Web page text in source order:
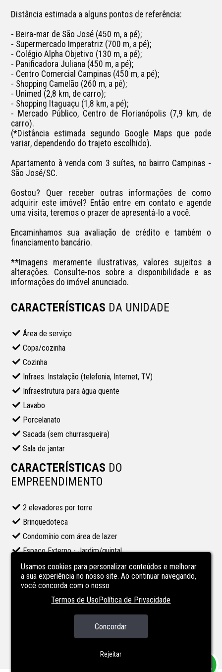
Distância estimada a alguns pontos de referência:
- Beira-mar de São José (450 m, a pé);
- Supermercado Imperatriz (700 m, a pé);
- Colégio Alpha Objetivo (130 m, a pé);
- Panificadora Juliana (450 m, a pé);
- Centro Comercial Campinas (450 m, a pé);
- Shopping Camelão (260 m, a pé);
- Unimed (2,8 km, de carro);
- Shopping Itaguaçu (1,8 km, a pé);
- Mercado Público, Centro de Florianópolis (7,9 km, de
carro).
(*Distância estimada segundo Google Maps que pode
variar, dependendo do trajeto escolhido).
Apartamento à venda com 3 suítes, no bairro Campinas -
São José/SC.
Gostou? Quer receber outras informações de como
adquirir este imóvel? Então entre em contato e agende
uma visita, teremos o prazer de apresentá-lo a você.
Encaminhamos sua avaliação de crédito e também o
financiamento bancário.
**Imagens meramente ilustrativas, valores sujeitos a
alterações. Consulte-nos sobre a disponibilidade e as
informações do imóvel anunciado.
CARACTERÍSTICAS DA UNIDADE
Área de serviço
Copa/cozinha
Cozinha
Infraes. Instalação (telefonia, Internet, TV)
Infraestrutura para água quente
Lavabo
Porcelanato
Sacada (sem churrasqueira)
Sala de jantar
CARACTERÍSTICAS DO
EMPREENDIMENTO
2 elevadores por torre
Brinquedoteca
Condomínio com área de lazer
Espaço Externo - Jardim/quintal
Espaço Gourmet
Gás central
Usamos cookies para personalizar conteúdos e melhorar
a sua experiência no nosso site. Ao continuar navegando,
você concorda com o nosso
Termos de UsoPolítica de Privacidade
Concordar
Rejeitar